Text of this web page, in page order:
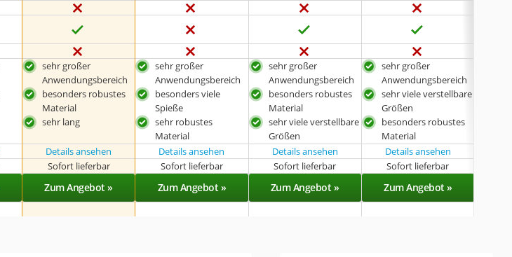
sehr großer
Anwendungsbereich
besonders robustes
Material
sehr lang
sehr großer
Anwendungsbereich
besonders viele
Spieße
sehr robustes
Material
sehr großer
Anwendungsbereich
besonders robustes
Material
sehr viele verstellbare
Größen
sehr großer
Anwendungsbereich
sehr viele verstellbare
Größen
besonders robustes
Material
Details ansehen Details ansehen Details ansehen
Details ansehen
Sofort lieferbar Sofort lieferbar Sofort lieferbar Sofort lieferbar
Zum Angebot » Zum Angebot » Zum Angebot » Zum Angebot »